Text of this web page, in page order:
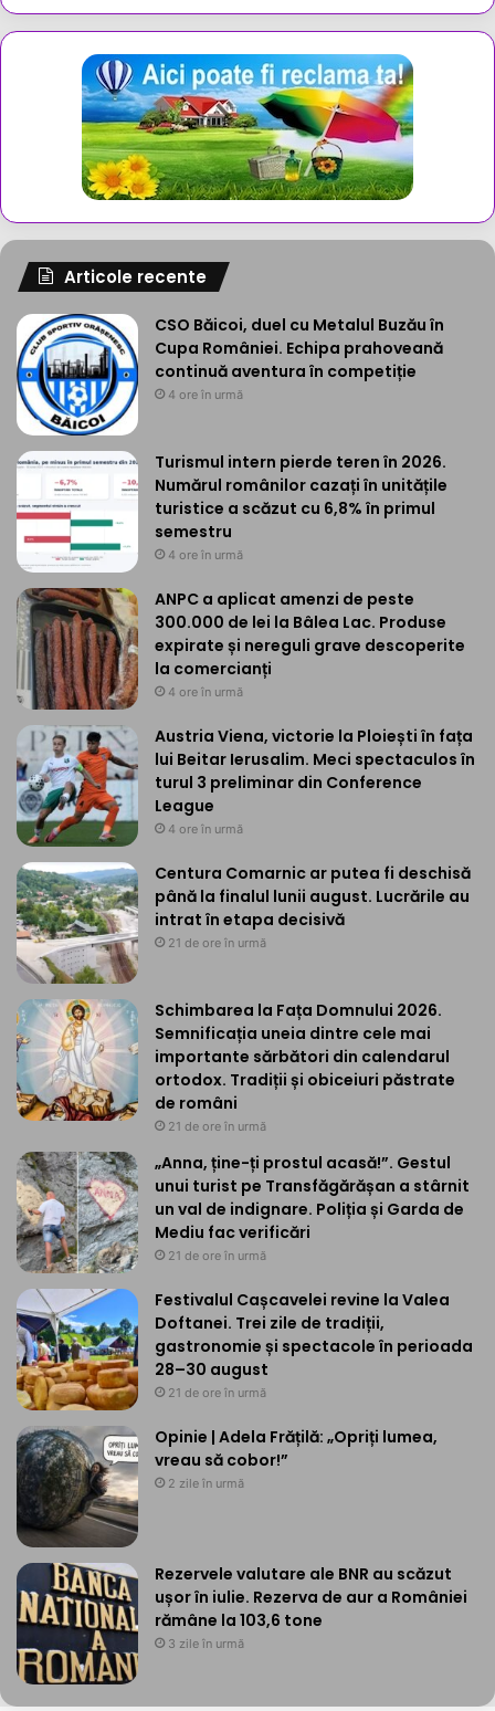
Articole recente
CSO Băicoi, duel cu Metalul Buzău în
Cupa României. Echipa prahoveană
continuă aventura în competiție
4 ore în urmă
Turismul intern pierde teren în 2026.
Numărul românilor cazați în unitățile
turistice a scăzut cu 6,8% în primul
semestru
4 ore în urmă
ANPC a aplicat amenzi de peste
300.000 de lei la Bâlea Lac. Produse
expirate și nereguli grave descoperite
la comercianți
4 ore în urmă
Austria Viena, victorie la Ploiești în fața
lui Beitar Ierusalim. Meci spectaculos în
turul 3 preliminar din Conference
League
4 ore în urmă
Centura Comarnic ar putea fi deschisă
până la finalul lunii august. Lucrările au
intrat în etapa decisivă
21 de ore în urmă
Schimbarea la Fața Domnului 2026.
Semnificația uneia dintre cele mai
importante sărbători din calendarul
ortodox. Tradiții și obiceiuri păstrate
de români
21 de ore în urmă
„Anna, ține-ți prostul acasă!”. Gestul
unui turist pe Transfăgărășan a stârnit
un val de indignare. Poliția și Garda de
Mediu fac verificări
21 de ore în urmă
Festivalul Cașcavelei revine la Valea
Doftanei. Trei zile de tradiții,
gastronomie și spectacole în perioada
28–30 august
21 de ore în urmă
Opinie | Adela Frățilă: „Opriți lumea,
vreau să cobor!”
2 zile în urmă
Rezervele valutare ale BNR au scăzut
ușor în iulie. Rezerva de aur a României
rămâne la 103,6 tone
3 zile în urmă